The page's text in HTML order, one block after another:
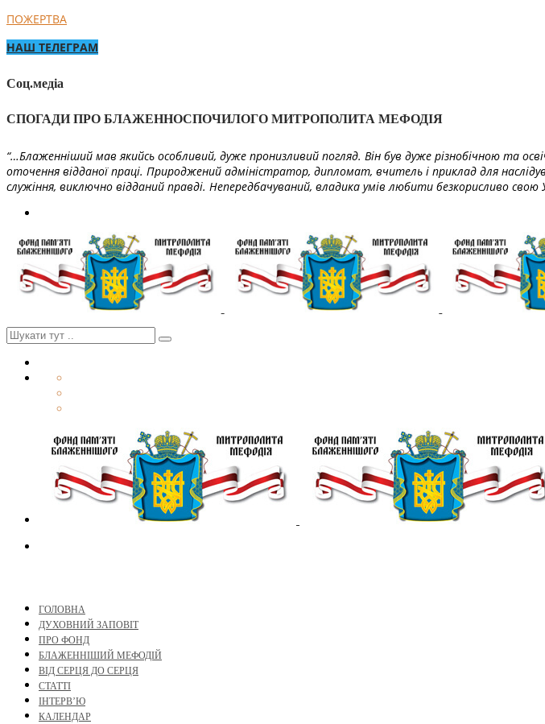
ПОЖЕРТВА
НАШ ТЕЛЕГРАМ
Соц.медіа
СПОГАДИ ПРО БЛАЖЕННОСПОЧИЛОГО МИТРОПОЛИТА МЕФОДІЯ
“…Блаженніший мав якийсь особливий, дуже пронизливий погляд. Він був дуже різнобічною та
оточення відданої праці. Природжений адміністратор, дипломат, вчитель і приклад для
служіння, виключно відданий правді. Непередбачуваний, владика умів любити безкорисливо свою
ГОЛОВНА
ДУХОВНИЙ ЗАПОВІТ
ПРО ФОНД
БЛАЖЕННІШИЙ МЕФОДІЙ
ВІД СЕРЦЯ ДО СЕРЦЯ
СТАТТІ
ІНТЕРВ’Ю
КАЛЕНДАР